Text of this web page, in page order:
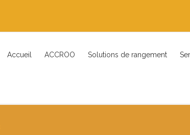
Accueil ACCROO Solutions de rangement